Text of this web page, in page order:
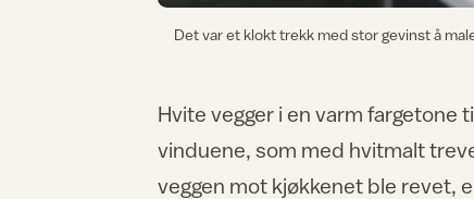
Det var et klokt trekk med stor gevinst å
Hvite vegger i en varm
vinduene, som med hvitmalt
veggen mot kjøkkenet ble revet,